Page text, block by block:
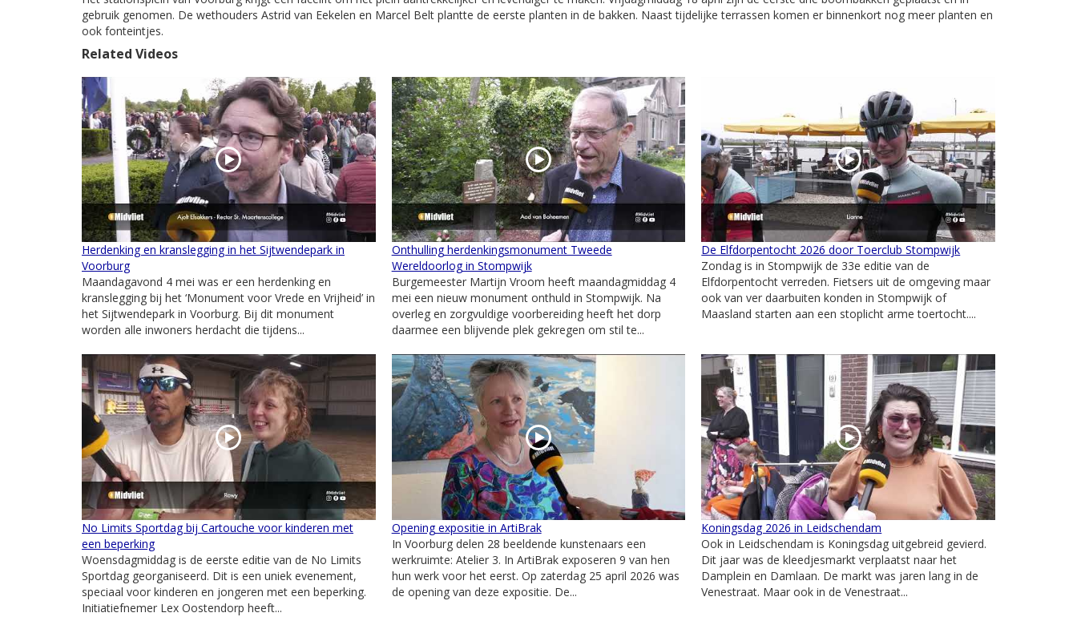
gebruik genomen. De wethouders Astrid van Eekelen en Marcel Belt plantte de eerste planten in de bakken. Naast tijdelijke terrassen komen er binnenkort nog meer planten en
ook fonteintjes.
Related Videos
Herdenking en kranslegging in het Sijtwendepark in
Voorburg
Maandagavond 4 mei was er een herdenking en
kranslegging bij het ‘Monument voor Vrede en Vrijheid’ in
het Sijtwendepark in Voorburg. Bij dit monument
worden alle inwoners herdacht die tijdens...
Onthulling herdenkingsmonument Tweede
Wereldoorlog in Stompwijk
Burgemeester Martijn Vroom heeft maandagmiddag 4
mei een nieuw monument onthuld in Stompwijk. Na
overleg en zorgvuldige voorbereiding heeft het dorp
daarmee een blijvende plek gekregen om stil te...
De Elfdorpentocht 2026 door Toerclub Stompwijk
Zondag is in Stompwijk de 33e editie van de
Elfdorpentocht verreden. Fietsers uit de omgeving maar
ook van ver daarbuiten konden in Stompwijk of
Maasland starten aan een stoplicht arme toertocht....
No Limits Sportdag bij Cartouche voor kinderen met
een beperking
Woensdagmiddag is de eerste editie van de No Limits
Sportdag georganiseerd. Dit is een uniek evenement,
speciaal voor kinderen en jongeren met een beperking.
Initiatiefnemer Lex Oostendorp heeft...
Opening expositie in ArtiBrak
In Voorburg delen 28 beeldende kunstenaars een
werkruimte: Atelier 3. In ArtiBrak exposeren 9 van hen
hun werk voor het eerst. Op zaterdag 25 april 2026 was
de opening van deze expositie. De...
Koningsdag 2026 in Leidschendam
Ook in Leidschendam is Koningsdag uitgebreid gevierd.
Dit jaar was de kleedjesmarkt verplaatst naar het
Damplein en Damlaan. De markt was jaren lang in de
Venestraat. Maar ook in de Venestraat...